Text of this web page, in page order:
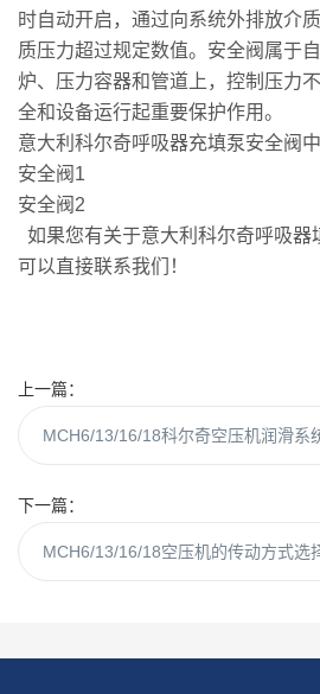
时自动开启，通过向系统外排放介
质压力超过规定数值。安全阀属于
炉、压力容器和管道上，控制压力
全和设备运行起重要保护作用。
意大利科尔奇呼吸器充填泵安全阀
安全阀1
安全阀2
如果您有关于意大利科尔奇呼吸器
可以直接联系我们！
上一篇：
MCH6/13/16/18科尔奇空压机润滑系
下一篇：
MCH6/13/16/18空压机的传动方式选